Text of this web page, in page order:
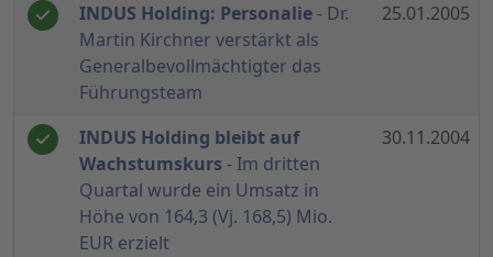
INDUS Holding: Personalie - Dr.
Martin Kirchner verstärkt als
Generalbevollmächtigter das
Führungsteam
25.01.2005
INDUS Holding bleibt auf
Wachstumskurs - Im dritten
Quartal wurde ein Umsatz in
Höhe von 164,3 (Vj. 168,5) Mio.
EUR erzielt
30.11.2004